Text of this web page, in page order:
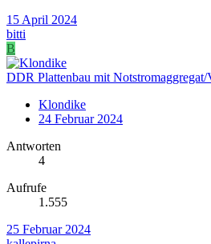
15 April 2024
bitti
B
DDR Plattenbau mit Notstromaggregat/
Klondike
24 Februar 2024
Antworten
4
Aufrufe
1.555
25 Februar 2024